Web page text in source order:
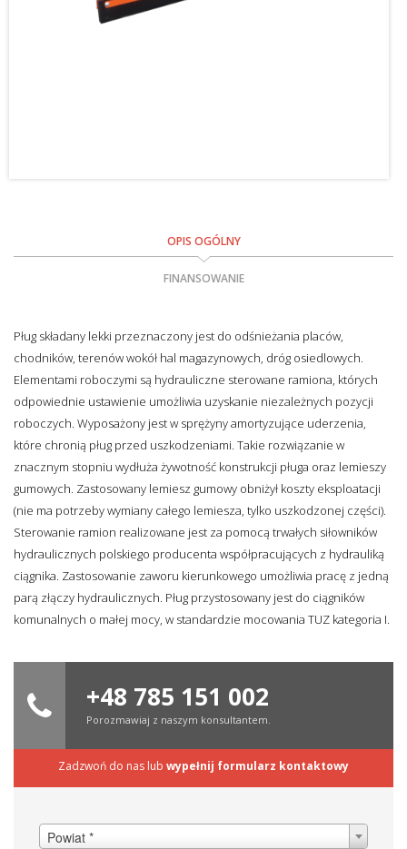
OPIS OGÓLNY
FINANSOWANIE
Pług składany lekki przeznaczony jest do odśnieżania placów,
chodników, terenów wokół hal magazynowych, dróg osiedlowych.
Elementami roboczymi są hydrauliczne sterowane ramiona, których
odpowiednie ustawienie umożliwia uzyskanie niezależnych pozycji
roboczych. Wyposażony jest w sprężyny amortyzujące uderzenia,
które chronią pług przed uszkodzeniami. Takie rozwiązanie w
znacznym stopniu wydłuża żywotność konstrukcji pługa oraz lemieszy
gumowych. Zastosowany lemiesz gumowy obniżył koszty eksploatacji
(nie ma potrzeby wymiany całego lemiesza, tylko uszkodzonej części).
Sterowanie ramion realizowane jest za pomocą trwałych siłowników
hydraulicznych polskiego producenta współpracujących z hydrauliką
ciągnika. Zastosowanie zaworu kierunkowego umożliwia pracę z jedną
parą złączy hydraulicznych. Pług przystosowany jest do ciągników
komunalnych o małej mocy, w standardzie mocowania TUZ kategoria I.
+48 785 151 002
Porozmawiaj z naszym konsultantem.
Zadzwoń do nas lub wypełnij formularz kontaktowy
Powiat *